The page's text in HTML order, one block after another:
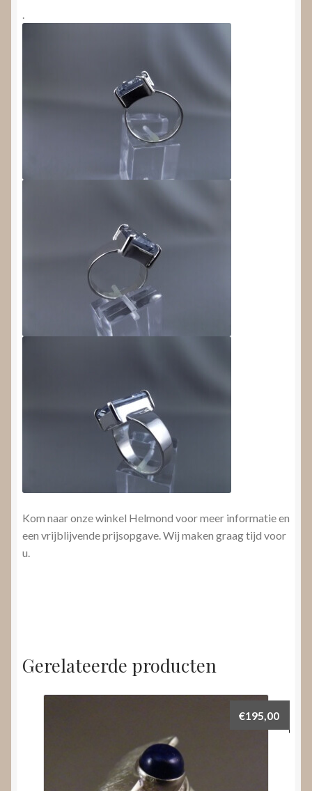
.
Kom naar onze winkel Helmond voor meer informatie en
een vrijblijvende prijsopgave. Wij maken graag tijd voor
u.
Gerelateerde producten
€195,00